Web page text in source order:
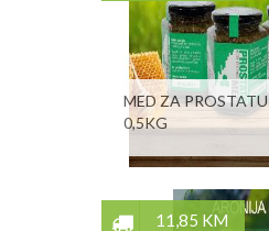
MED ZA PROSTATU
0,5KG
11,85 KM